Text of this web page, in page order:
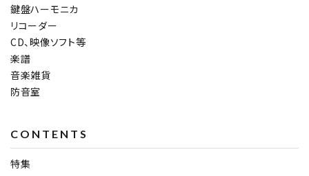
鍵盤ハーモニカ
リコーダー
CD、映像ソフト等
楽譜
音楽雑貨
防音室
CONTENTS
特集